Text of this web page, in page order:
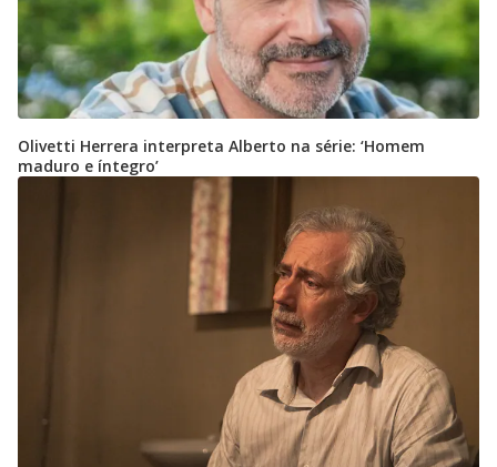
Olivetti Herrera interpreta Alberto na série: ‘Homem
maduro e íntegro’